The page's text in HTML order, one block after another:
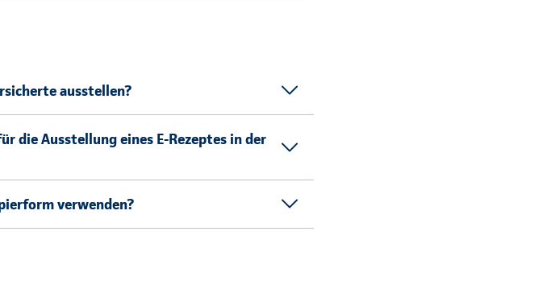
ausstellen?
die Ausstellung eines E-Rezeptes in der
verwenden?